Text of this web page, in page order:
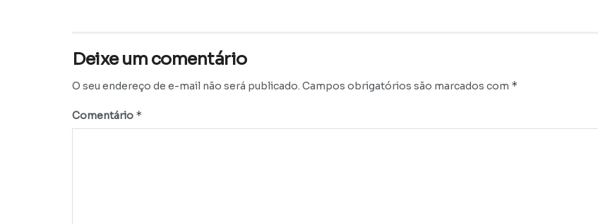
Deixe um comentário
O seu endereço de e-mail não será publicado. Campos obrigatórios são marcados com *
Comentário *